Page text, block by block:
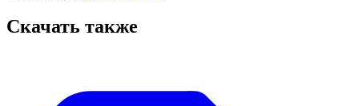
Скачать также